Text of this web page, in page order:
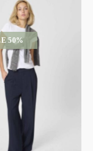
50%